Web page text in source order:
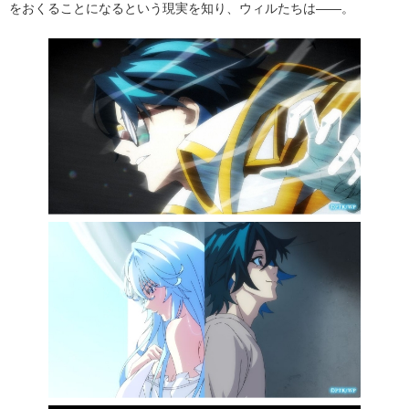
をおくることになるという現実を知り、ウィルたちは――。